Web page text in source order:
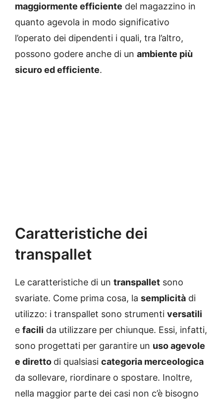
maggiormente efficiente del magazzino in
quanto agevola in modo significativo
l’operato dei dipendenti i quali, tra l’altro,
possono godere anche di un ambiente più
sicuro ed efficiente.
Caratteristiche dei
transpallet
Le caratteristiche di un transpallet sono
svariate. Come prima cosa, la semplicità di
utilizzo: i transpallet sono strumenti versatili
e facili da utilizzare per chiunque. Essi, infatti,
sono progettati per garantire un uso agevole
e diretto di qualsiasi categoria merceologica
da sollevare, riordinare o spostare. Inoltre,
nella maggior parte dei casi non c’è bisogno